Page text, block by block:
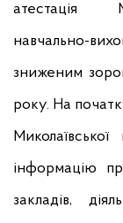
атестація
навчально-
зниженим
року. На
інформацію
закладів,